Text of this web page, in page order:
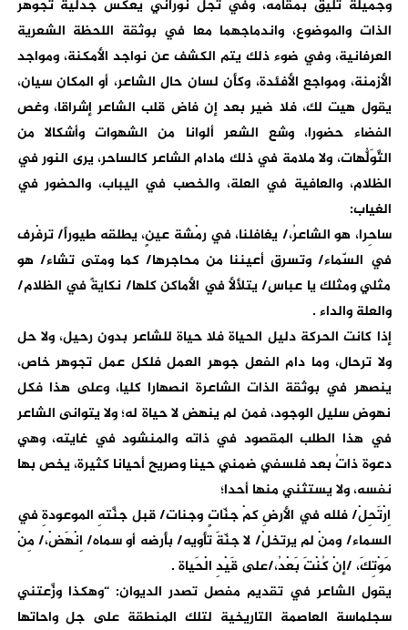
وجميلة تليق بمقامه، وفي تجل نوراني يعكس جدلية تجوهر
الذات والموضوع، واندماجهما معا في بوثقة اللحظة الشعرية
العرفانية، وفي ضوء ذلك يتم الكشف عن نواجد الأمكنة، ومواجد
الأزمنة، ومواجع الأفئدة، وكأن لسان حال الشاعر، أو المكان سيان،
يقول هيت لك، فلا ضير بعد إن فاض قلب الشاعر إشراقا، وغص
الفضاء حضورا، وشع الشعر ألوانا من الشهوات وأشكالا من
التَّوَلُّهات، ولا ملامة في ذلك مادام الشاعر كالساحر، يرى النور في
الظلام، والعافية في العلة، والخصب في اليباب، والحضور في
الغياب:
ساحِرا، هو الشاعرُ،/ يغافلنا، في رمْشة عينٍ، يطلقه طيوراً/ ترفْرف
في السّماء/ وتسرق أعيننا من محاجرها/ كما ومتى تشاء/ هو
مثلي ومثلك يا عباس/ يتلألأ في الأماكن كلها/ نكايةً في الظلام/
والعلة والداء .
إذا كانت الحركة دليل الحياة فلا حياة للشاعر بدون رحيل، ولا حل
ولا ترحال، وما دام الفعل جوهر العمل فلكل عمل تجوهر خاص،
ينصهر في بوثقة الذات الشاعرة انصهارا كليا، وعلى هذا فكل
نهوض سليل الوجود، فمن لم ينهض لا حياة له؛ ولا يتوانى الشاعر
في هذا الطلب المقصود في ذاته والمنشود في غايته، وهي
دعوة ذاتُ بعد فلسفي ضمني حينا وصريح أحيانا كثيرة، يخص بها
نفسه، ولا يستثني منها أحدا؛
اِرْتَحِلْ/ فلله في الأرضِ كمْ جنّاتٍ وجنات/ قبل جنَّتهِ الموعودةِ في
السماء/ ومنْ لم يرتخلْ/ لا جنّةَ تأويه/ بأرضه أو سماه/ اِنْهَضْ،/ مِنْ
مَوْتِكَ، /إنْ كُنْتَ بَعْدُ،/على قَيْدِ الْحَياة .
يقول الشاعر في تقديم مفصل تصدر الديوان: “وهكذا وزَّعتني
سجلماسة العاصمة التاريخية لتلك المنطقة على جل واحاتها